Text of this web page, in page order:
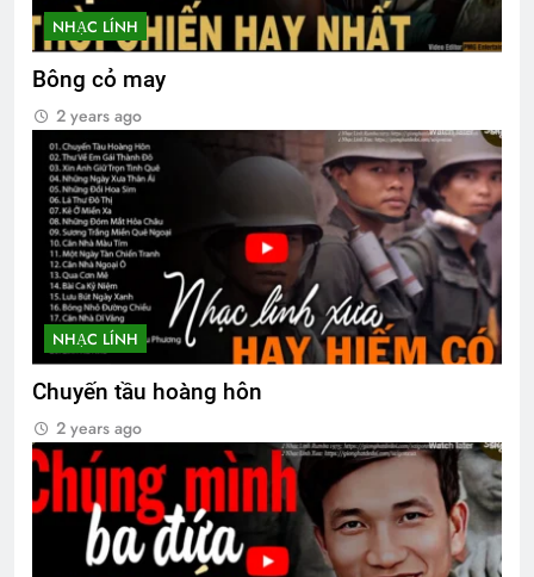
Thượng Đức 1974
2 Years Ago
Thăm CSVSQ Mai Vĩnh Phu K22
2 Years Ago
Thăm NT Lê Văn Tính K3
2 Years Ago
MÙA XUÂN ĐANG TRỞ LẠI
3 Years Ago
NHẠC LÍNH
Bông cỏ may
2 years ago
NHẠC LÍNH
Chuyến tầu hoàng hôn
2 years ago